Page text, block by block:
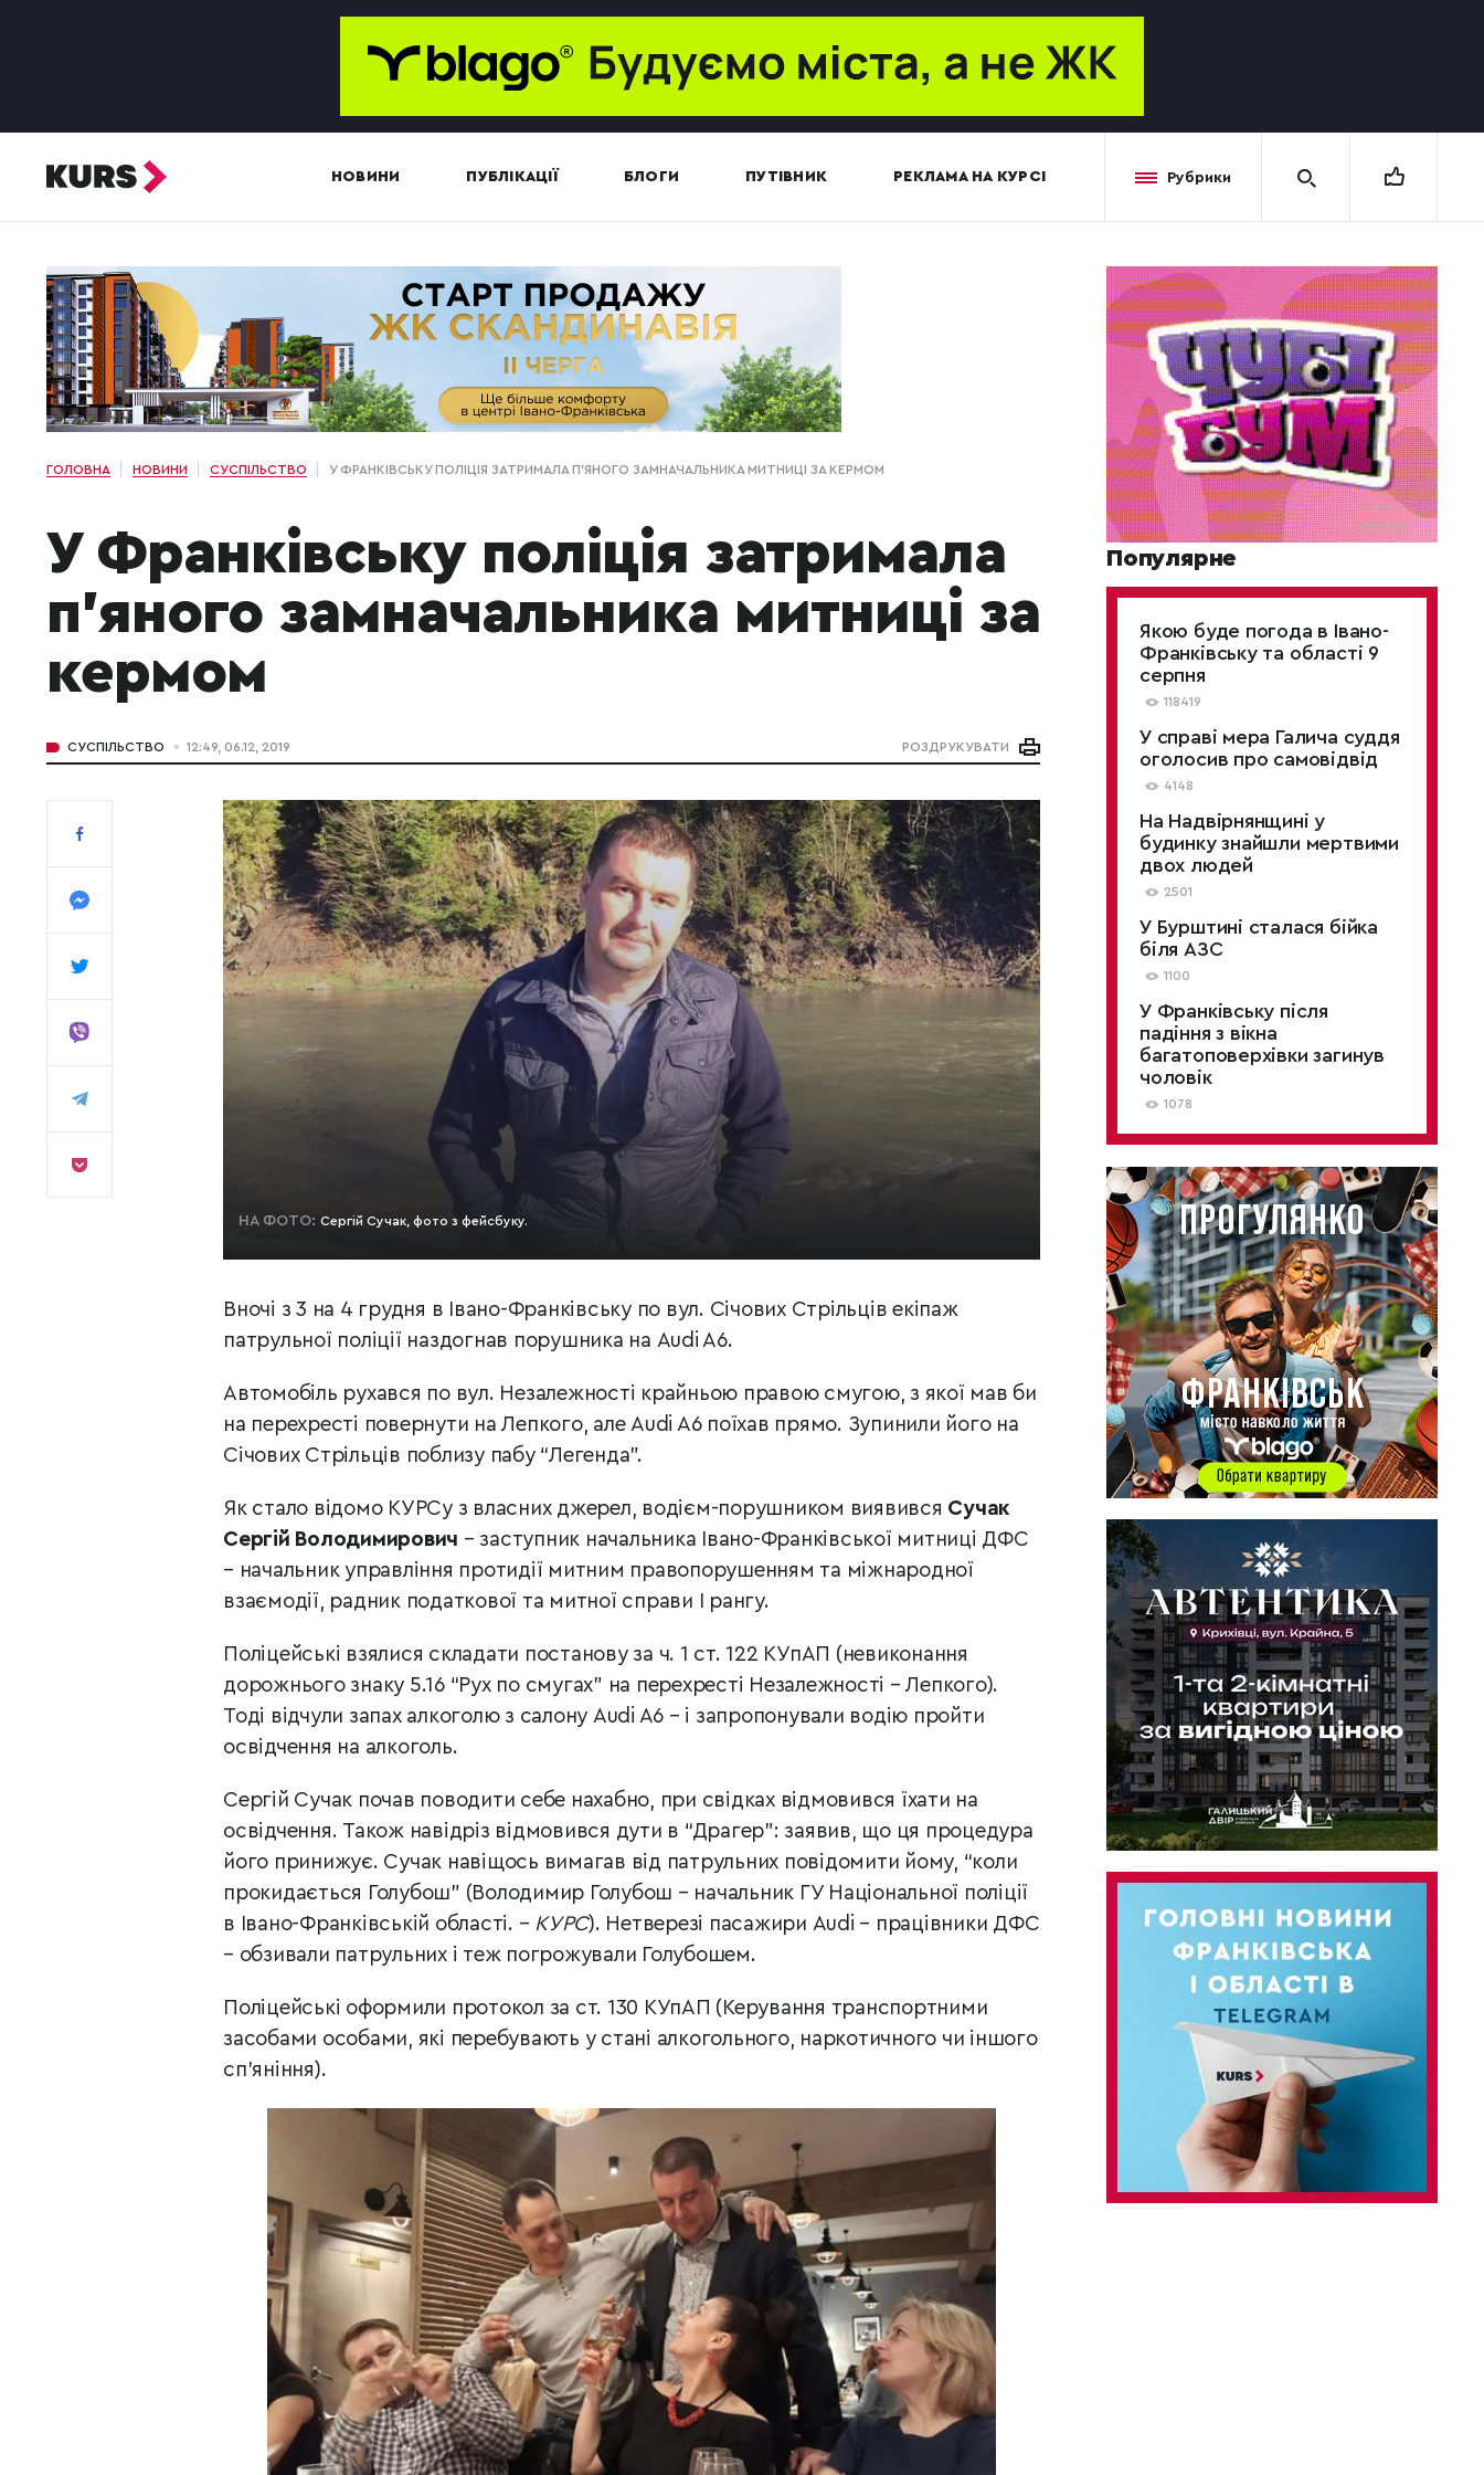
НОВИНИ ПУБЛІКАЦІЇ БЛОГИ ПУТІВНИК РЕКЛАМА НА КУРСІ Рубрики
ГОЛОВНА НОВИНИ СУСПІЛЬСТВО У ФРАНКІВСЬКУ ПОЛІЦІЯ ЗАТРИМАЛА П'ЯНОГО ЗАМНАЧАЛЬНИКА МИТНИЦІ ЗА КЕРМОМ
У Франківську поліція затримала
п'яного замначальника митниці за
кермом
СУСПІЛЬСТВО 12:49, 06.12, 2019 РОЗДРУКУВАТИ
НА ФОТО: Сергій Сучак, фото з фейсбуку.
Вночі з 3 на 4 грудня в Івано-Франківську по вул. Січових Стрільців екіпаж
патрульної поліції наздогнав порушника на Audi A6.
Автомобіль рухався по вул. Незалежності крайньою правою смугою, з якої мав би
на перехресті повернути на Лепкого, але Audi A6 поїхав прямо. Зупинили його на
Січових Стрільців поблизу пабу “Легенда”.
Як стало відомо КУРСу з власних джерел, водієм-порушником виявився Сучак
Сергій Володимирович – заступник начальника Івано-Франківської митниці ДФС
– начальник управління протидії митним правопорушенням та міжнародної
взаємодії, радник податкової та митної справи І рангу.
Поліцейські взялися складати постанову за ч. 1 ст. 122 КУпАП (невиконання
дорожнього знаку 5.16 “Рух по смугах” на перехресті Незалежності – Лепкого).
Тоді відчули запах алкоголю з салону Audi A6 – і запропонували водію пройти
освідчення на алкоголь.
Сергій Сучак почав поводити себе нахабно, при свідках відмовився їхати на
освідчення. Також навідріз відмовився дути в “Драгер”: заявив, що ця процедура
його принижує. Сучак навіщось вимагав від патрульних повідомити йому, “коли
прокидається Голубош” (Володимир Голубош – начальник ГУ Національної поліції
в Івано-Франківській області. – КУРС). Нетверезі пасажири Audi – працівники ДФС
– обзивали патрульних і теж погрожували Голубошем.
Поліцейські оформили протокол за ст. 130 КУпАП (Керування транспортними
засобами особами, які перебувають у стані алкогольного, наркотичного чи іншого
сп’яніння).
Популярне
Якою буде погода в Івано-
Франківську та області 9
серпня
118419
У справі мера Галича суддя
оголосив про самовідвід
4148
На Надвірнянщині у
будинку знайшли мертвими
двох людей
2501
У Бурштині сталася бійка
біля АЗС
1100
У Франківську після
падіння з вікна
багатоповерхівки загинув
чоловік
1078